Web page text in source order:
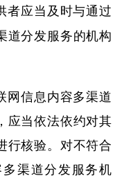
应当及时与通过
道分发服务的机构
网信息内容多渠道
应当依法依约对其
行核验。对不符合
渠道分发服务机